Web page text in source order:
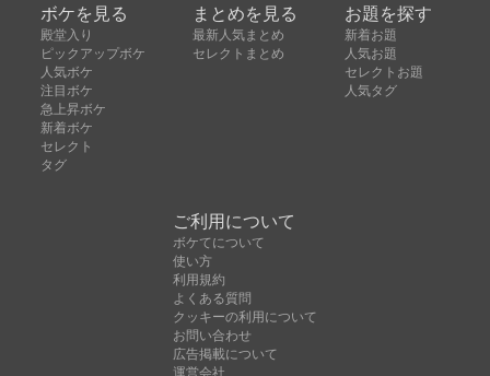
ボケを見る
殿堂入り
ピックアップボケ
人気ボケ
注目ボケ
急上昇ボケ
新着ボケ
セレクト
タグ
まとめを見る
最新人気まとめ
セレクトまとめ
お題を探す
新着お題
人気お題
セレクトお題
人気タグ
ご利用について
ボケてについて
使い方
利用規約
よくある質問
クッキーの利用について
お問い合わせ
広告掲載について
運営会社